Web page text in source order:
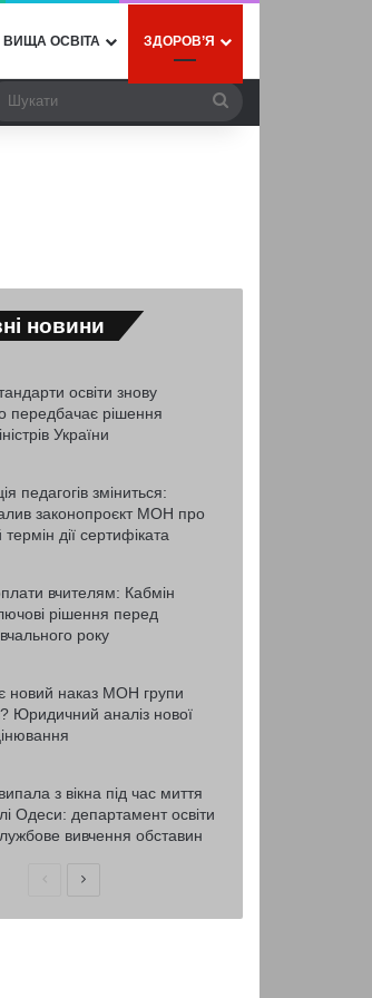
ВИЩА ОСВІТА ЗДОРОВ’Я
стаття
skin
новини
освіти знову
передбачає рішення
України
педагогів зміниться:
законопроєкт МОН про
термін дії сертифіката
вчителям: Кабмін
рішення перед
року
новий наказ МОН групи
Юридичний аналіз нової
з вікна під час миття
Одеси: департамент освіти
вивчення обставин
ПопередняНаступна